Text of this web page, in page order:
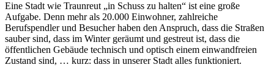
Eine Stadt wie Traunreut „in Schuss zu halten“ ist eine große
Aufgabe. Denn mehr als 20.000 Einwohner, zahlreiche
Berufspendler und Besucher haben den Anspruch, dass die Straßen
sauber sind, dass im Winter geräumt und gestreut ist, dass die
öffentlichen Gebäude technisch und optisch einem einwandfreien
Zustand sind, … kurz: dass in unserer Stadt alles funktioniert.